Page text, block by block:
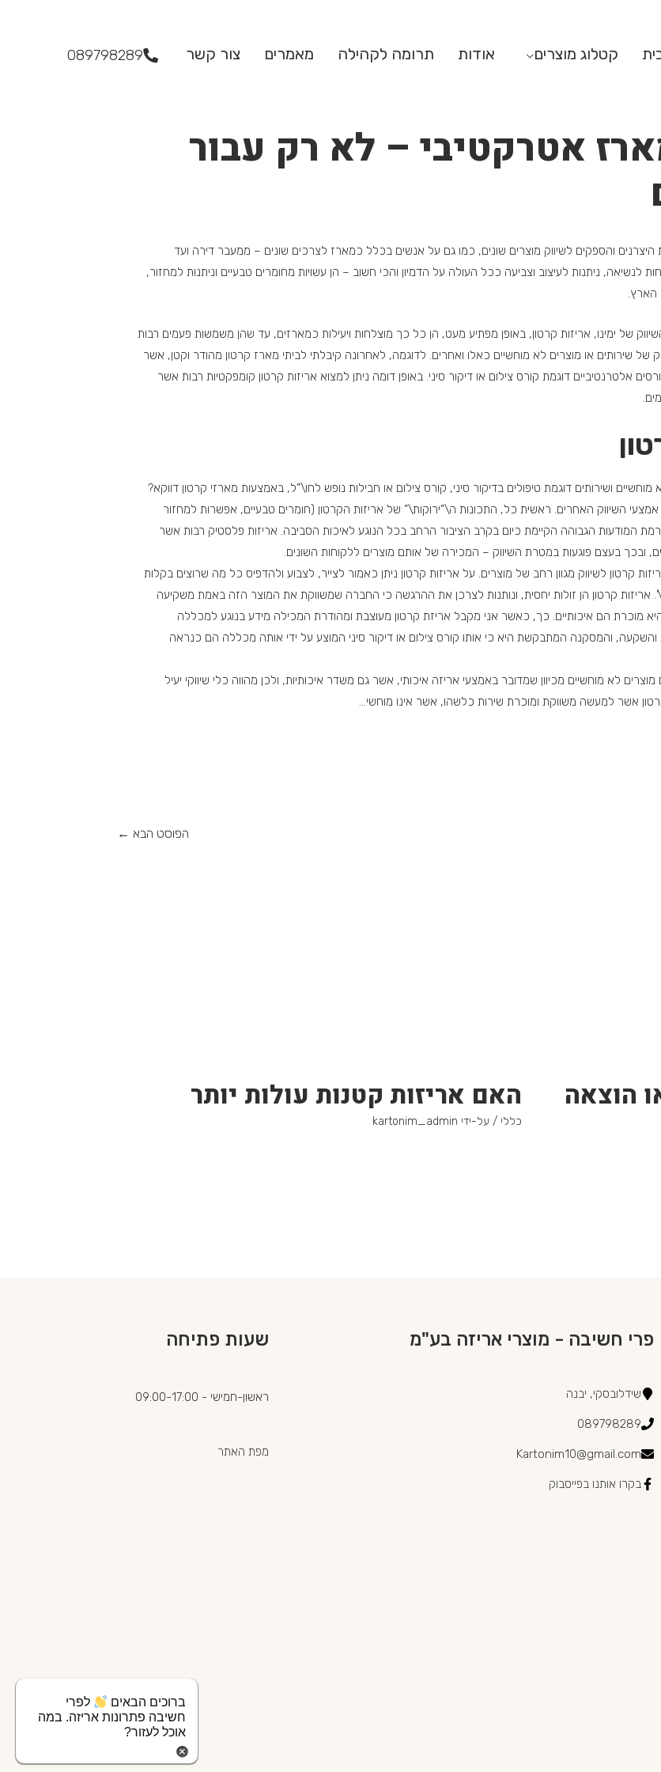
קטלוג מוצרים אודות תרומה לקהילה מאמרים צור קשר 089798289
אטרקטיבי – לא רק עבור
והספקים לשיווק מוצרים שונים, כמו גם על אנשים בכלל כמארז לצרכים שונים – ממעבר דירה ועד
לנשיאה, ניתנות לעיצוב וצביעה ככל העולה על הדמיון והכי חשוב – הן עשויות מחומרים טבעיים וניתנות למחזור,
הארץ.
של ימינו, אריזות קרטון, באופן מפתיע מעט, הן כל כך מוצלחות ויעילות כמארזים, עד שהן משמשות פעמים רבות
שירותים או מוצרים לא מוחשיים כאלו ואחרים. לדוגמה, לאחרונה קיבלתי לביתי מארז קרטון מהודר וקטן, אשר
אלטרנטיביים דוגמת קורס צילום או דיקור סיני. באופן דומה ניתן למצוא אריזות קרטון קומפקטיות רבות אשר
ושירותים דוגמת טיפולים בדיקור סיני, קורס צילום או חבילות נופש לחו\”ל, באמצעות מארזי קרטון דווקא?
אמצעי השיווק האחרים. ראשית כל, התכונות ה\”ירוקות\” של אריזות הקרטון (חומרים טבעיים, אפשרות למחזור
רמת המודעות הגבוהה הקיימת כיום בקרב הציבור הרחב בכל הנוגע לאיכות הסביבה. אריזות פלסטיק רבות אשר
בעצם פוגעות במטרת השיווק – המכירה של אותם מוצרים ללקוחות השונים.
קרטון לשיווק מגוון רחב של מוצרים. על אריזות קרטון ניתן כאמור לצייר, לצבוע ולהדפיס כל מה שרוצים בקלות
אריזות קרטון הן זולות יחסית, ונותנות לצרכן את ההרגשה כי החברה שמשווקת את המוצר הזה באמת משקיעה
מוכרת הם איכותיים. כך, כאשר אני מקבל אריזת קרטון מעוצבת ומהודרת המכילה מידע בנוגע למכללה
והמסקנה המתבקשת היא כי אותו קורס צילום או דיקור סיני המוצע על ידי אותה מכללה הם כנראה
לא מוחשיים מכיוון שמדובר באמצעי אריזה איכותי, אשר גם משדר איכותיות, ולכן מהווה כלי שיווקי יעיל
אשר למעשה משווקת ומוכרת שירות כלשהו, אשר אינו מוחשי…
הפוסט הבא ←
הוצאה האם אריזות קטנות עולות יותר
כללי / על-ידי kartonim_admin
פרי חשיבה - מוצרי אריזה בע"מ
שידלובסקי, יבנה
089798289
Kartonim10@gmail.com
בקרו אותנו בפייסבוק
שעות פתיחה
ראשון-חמישי - 09:00-17:00
מפת האתר
ברוכים הבאים
לפרי
חשיבה פתרונות אריזה. במה
אוכל לעזור?